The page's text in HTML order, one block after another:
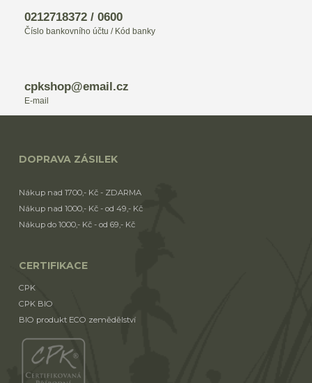
0212718372 / 0600
Číslo bankovního účtu / Kód banky
cpkshop@email.cz
E-mail
DOPRAVA ZÁSILEK
Nákup nad 1700,- Kč - ZDARMA
Nákup nad 1000,- Kč - od 49,- Kč
Nákup do 1000,- Kč - od 69,- Kč
CERTIFIKACE
CPK
CPK BIO
BIO produkt ECO zemědělství